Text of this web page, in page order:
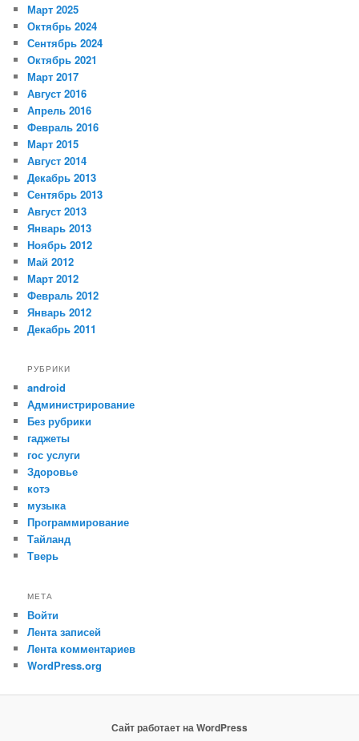
Март 2025
Октябрь 2024
Сентябрь 2024
Октябрь 2021
Март 2017
Август 2016
Апрель 2016
Февраль 2016
Март 2015
Август 2014
Декабрь 2013
Сентябрь 2013
Август 2013
Январь 2013
Ноябрь 2012
Май 2012
Март 2012
Февраль 2012
Январь 2012
Декабрь 2011
РУБРИКИ
android
Администрирование
Без рубрики
гаджеты
гос услуги
Здоровье
котэ
музыка
Программирование
Тайланд
Тверь
МЕТА
Войти
Лента записей
Лента комментариев
WordPress.org
Сайт работает на WordPress